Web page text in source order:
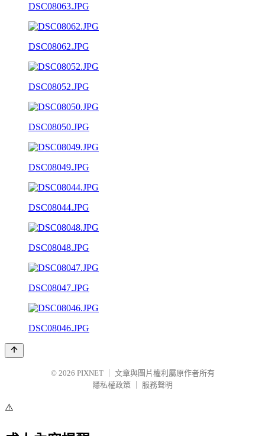
DSC08063.JPG
DSC08062.JPG
DSC08052.JPG
DSC08050.JPG
DSC08049.JPG
DSC08044.JPG
DSC08048.JPG
DSC08047.JPG
DSC08046.JPG
© 2026 PIXNET
文章與圖片權利屬原作者所有
隱私權政策
服務聲明
⚠️